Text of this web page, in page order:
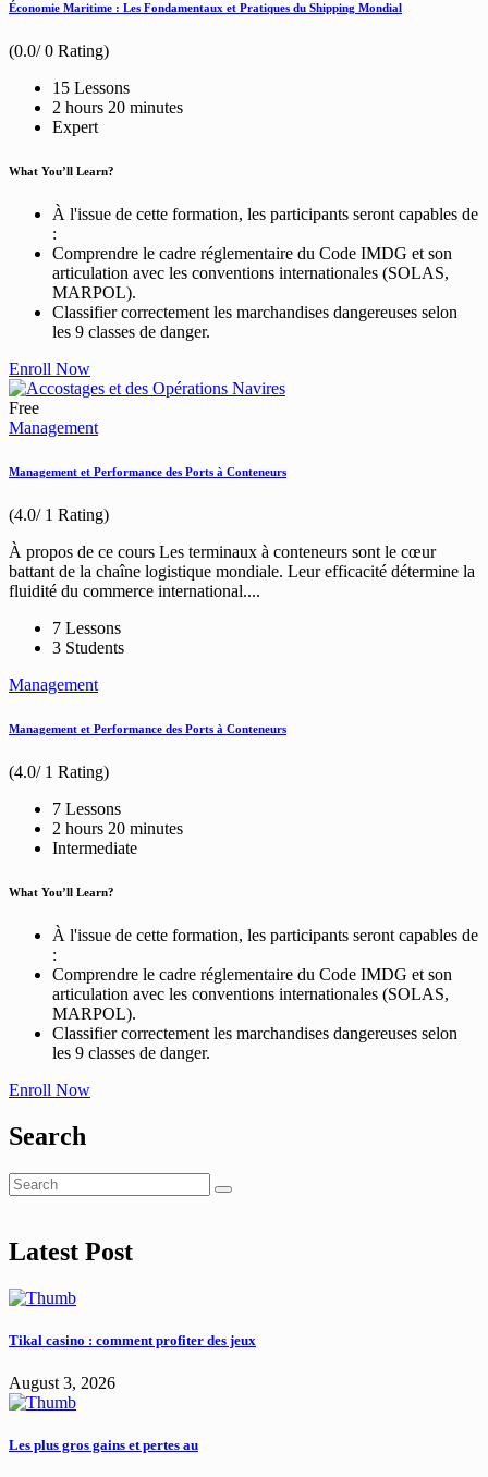
Économie Maritime : Les Fondamentaux et Pratiques du Shipping Mondial
(0.0/ 0 Rating)
15 Lessons
2 hours 20 minutes
Expert
What You’ll Learn?
À l'issue de cette formation, les participants seront capables de
:
Comprendre le cadre réglementaire du Code IMDG et son
articulation avec les conventions internationales (SOLAS,
MARPOL).
Classifier correctement les marchandises dangereuses selon
les 9 classes de danger.
Enroll Now
Free
Management
Management et Performance des Ports à Conteneurs
(4.0/ 1 Rating)
À propos de ce cours Les terminaux à conteneurs sont le cœur
battant de la chaîne logistique mondiale. Leur efficacité détermine la
fluidité du commerce international....
7 Lessons
3 Students
Management
Management et Performance des Ports à Conteneurs
(4.0/ 1 Rating)
7 Lessons
2 hours 20 minutes
Intermediate
What You’ll Learn?
À l'issue de cette formation, les participants seront capables de
:
Comprendre le cadre réglementaire du Code IMDG et son
articulation avec les conventions internationales (SOLAS,
MARPOL).
Classifier correctement les marchandises dangereuses selon
les 9 classes de danger.
Enroll Now
Search
Latest Post
Tikal casino : comment profiter des jeux
August 3, 2026
Les plus gros gains et pertes au